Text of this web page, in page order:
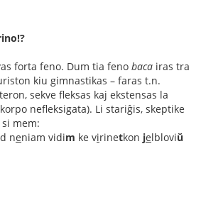
forta feno. Dum tia feno baca iras tra
kiu gimnastikas – faras t.n.
sekve fleksas kaj ekstensas la
nefleksigata). Li stariĝis, skeptike
mem:
neniam vidim ke virinetkon jelbloviŭ